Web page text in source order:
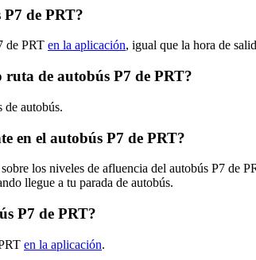
de PRT?
de PRT en la aplicación, igual que la hora de
ruta de autobús P7 de PRT?
de autobús.
en el autobús P7 de PRT?
los niveles de afluencia del autobús P7 de
llegue a tu parada de autobús.
P7 de PRT?
en la aplicación.